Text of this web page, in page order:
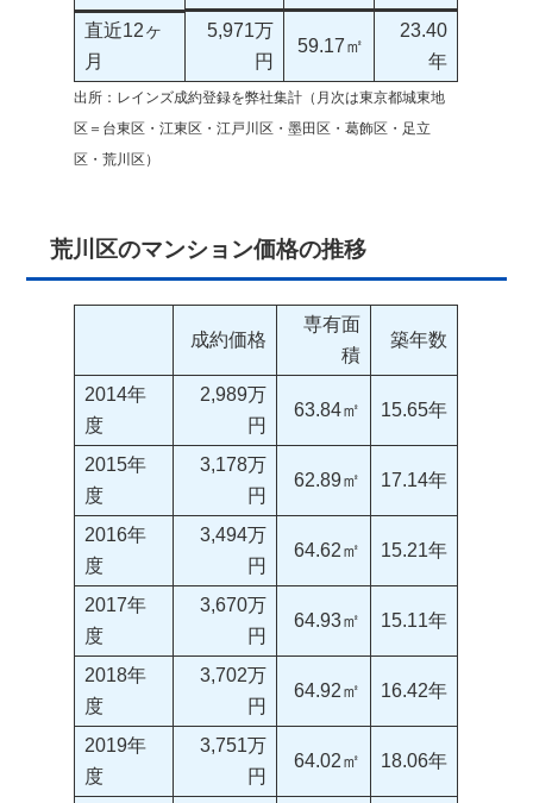
直近12ヶ
月
5,971万
円
59.17㎡
23.40
年
出所：レインズ成約登録を弊社集計（月次は東京都城東地
区＝台東区・江東区・江戸川区・墨田区・葛飾区・足立
区・荒川区）
荒川区のマンション価格の推移
成約価格
専有面
積
築年数
2014年
度
2,989万
円
63.84㎡ 15.65年
2015年
度
3,178万
円
62.89㎡ 17.14年
2016年
度
3,494万
円
64.62㎡ 15.21年
2017年
度
3,670万
円
64.93㎡ 15.11年
2018年
度
3,702万
円
64.92㎡ 16.42年
2019年
度
3,751万
円
64.02㎡ 18.06年